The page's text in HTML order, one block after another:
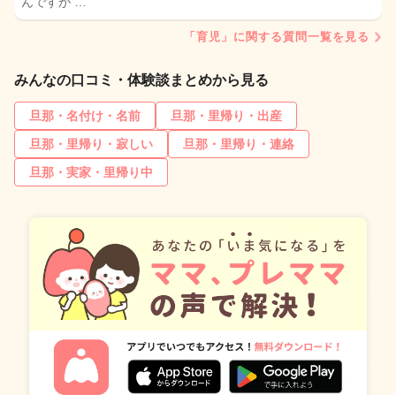
「育児」に関する質問一覧を見る
みんなの口コミ・体験談まとめから見る
旦那・名付け・名前
旦那・里帰り・出産
旦那・里帰り・寂しい
旦那・里帰り・連絡
旦那・実家・里帰り中